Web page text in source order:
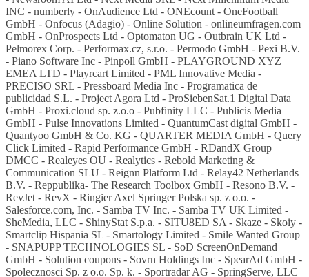
INC - numberly - OnAudience Ltd - ONEcount - OneFootball
GmbH - Onfocus (Adagio) - Online Solution - onlineumfragen.com
GmbH - OnProspects Ltd - Optomaton UG - Outbrain UK Ltd -
Pelmorex Corp. - Performax.cz, s.r.o. - Permodo GmbH - Pexi B.V.
- Piano Software Inc - Pinpoll GmbH - PLAYGROUND XYZ
EMEA LTD - Playrcart Limited - PML Innovative Media -
PRECISO SRL - Pressboard Media Inc - Programatica de
publicidad S.L. - Project Agora Ltd - ProSiebenSat.1 Digital Data
GmbH - Proxi.cloud sp. z.o.o - Pubfinity LLC - Publicis Media
GmbH - Pulse Innovations Limited - QuantumCast digital GmbH -
Quantyoo GmbH & Co. KG - QUARTER MEDIA GmbH - Query
Click Limited - Rapid Performance GmbH - RDandX Group
DMCC - Realeyes OU - Realytics - Rebold Marketing &
Communication SLU - Reignn Platform Ltd - Relay42 Netherlands
B.V. - Reppublika- The Research Toolbox GmbH - Resono B.V. -
RevJet - RevX - Ringier Axel Springer Polska sp. z o.o. -
Salesforce.com, Inc. - Samba TV Inc. - Samba TV UK Limited -
SheMedia, LLC - ShinyStat S.p.a. - SITU8ED SA - Skaze - Skoiy -
Smartclip Hispania SL - Smartology Limited - Smile Wanted Group
- SNAPUPP TECHNOLOGIES SL - SoD ScreenOnDemand
GmbH - Solution coupons - Sovrn Holdings Inc - SpearAd GmbH -
Spolecznosci Sp. z o.o. Sp. k. - Sportradar AG - SpringServe, LLC